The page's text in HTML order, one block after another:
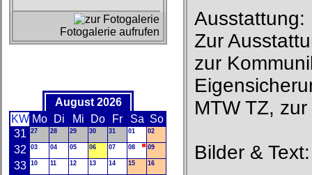
Fotogalerie aufrufen
August 2026
KW Mo Di Mi Do Fr Sa So
31
27 28 29 30 31 01 02
32 03 04 05 06 07 08 09
33 10 11 12 13 14 15 16
Ausstattung:
Zur
zur
MTW TZ,
Bilder &